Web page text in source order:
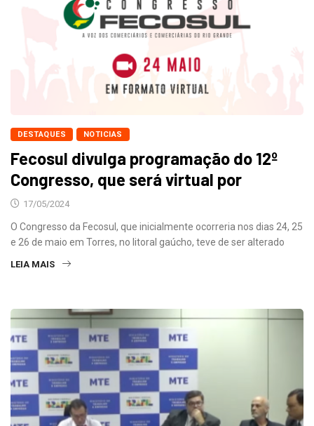
DESTAQUES NOTICIAS
Fecosul divulga programação do 12º
Congresso, que será virtual por
17/05/2024
O Congresso da Fecosul, que inicialmente ocorreria nos dias 24, 25
e 26 de maio em Torres, no litoral gaúcho, teve de ser alterado
LEIA MAIS